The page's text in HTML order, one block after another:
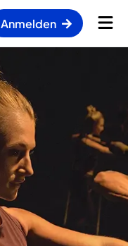
Anmelden